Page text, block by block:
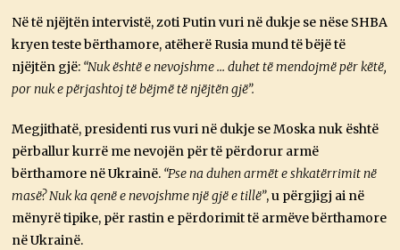
Në të njëjtën intervistë, zoti Putin vuri në dukje se nëse SHBA
kryen teste bërthamore, atëherë Rusia mund të bëjë të
njëjtën gjë: “Nuk është e nevojshme … duhet të mendojmë për këtë,
por nuk e përjashtoj të bëjmë të njëjtën gjë”.
Megjithatë, presidenti rus vuri në dukje se Moska nuk është
përballur kurrë me nevojën për të përdorur armë
bërthamore në Ukrainë. “Pse na duhen armët e shkatërrimit në
masë? Nuk ka qenë e nevojshme një gjë e tillë”, u përgjigj ai në
mënyrë tipike, për rastin e përdorimit të armëve bërthamore
në Ukrainë.